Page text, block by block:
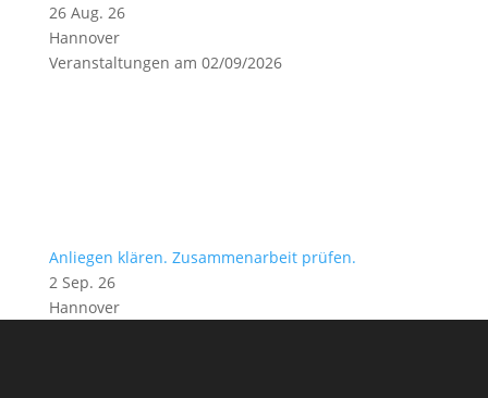
26 Aug. 26
Hannover
Veranstaltungen am 02/09/2026
Anliegen klären. Zusammenarbeit prüfen.
2 Sep. 26
Hannover